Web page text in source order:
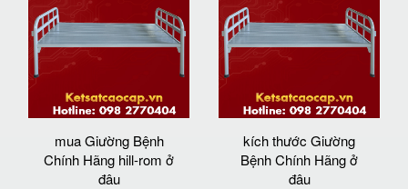
mua Giường Bệnh
Chính Hãng hill-rom ở
đâu
kích thước Giường
Bệnh Chính Hãng ở
đâu